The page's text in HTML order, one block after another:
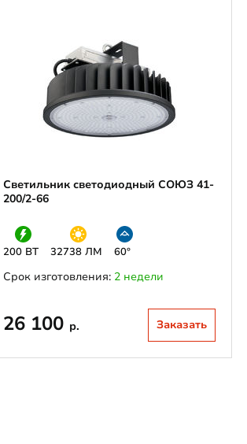
Светильник светодиодный СОЮЗ 41-
200/2-66
200 ВТ 32738 ЛМ 60°
Срок изготовления: 2 недели
26 100 р. Заказать